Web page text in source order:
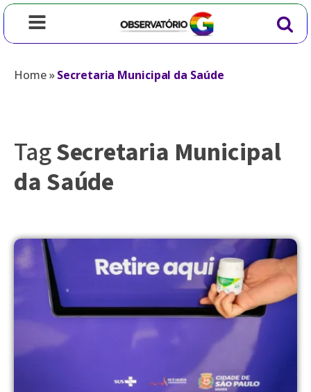
Home»Secretaria Municipal da Saúde
TagSecretaria Municipal
da Saúde